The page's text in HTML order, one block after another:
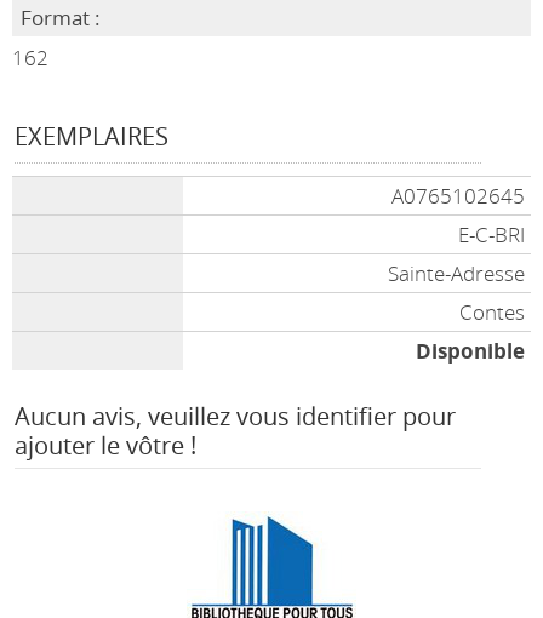
Format :
162
EXEMPLAIRES
A0765102645
E-C-BRI
Sainte-Adresse
Contes
Disponible
Aucun avis, veuillez vous identifier pour
ajouter le vôtre !